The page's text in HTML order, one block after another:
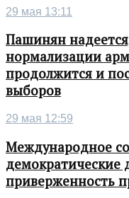
29 мая 13:11
Пашинян
нормализации
продолжится и
выборов
29 мая 12:59
Международное
приверженность